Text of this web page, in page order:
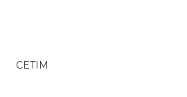
CETIM